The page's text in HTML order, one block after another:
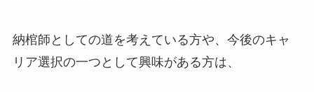
納棺師としての道を考えている方や、今後のキャ
リア選択の一つとして興味がある方は、